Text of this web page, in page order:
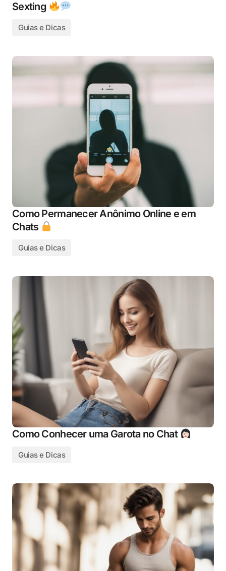
Sexting
Guias e Dicas
Como Permanecer Anônimo Online e em
Chats
Guias e Dicas
Como Conhecer uma Garota no Chat
Guias e Dicas